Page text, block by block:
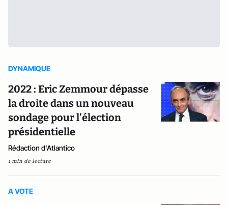
DYNAMIQUE
2022 : Eric Zemmour dépasse
la droite dans un nouveau
sondage pour l’élection
présidentielle
Rédaction d'Atlantico
1 min de lecture
A VOTE